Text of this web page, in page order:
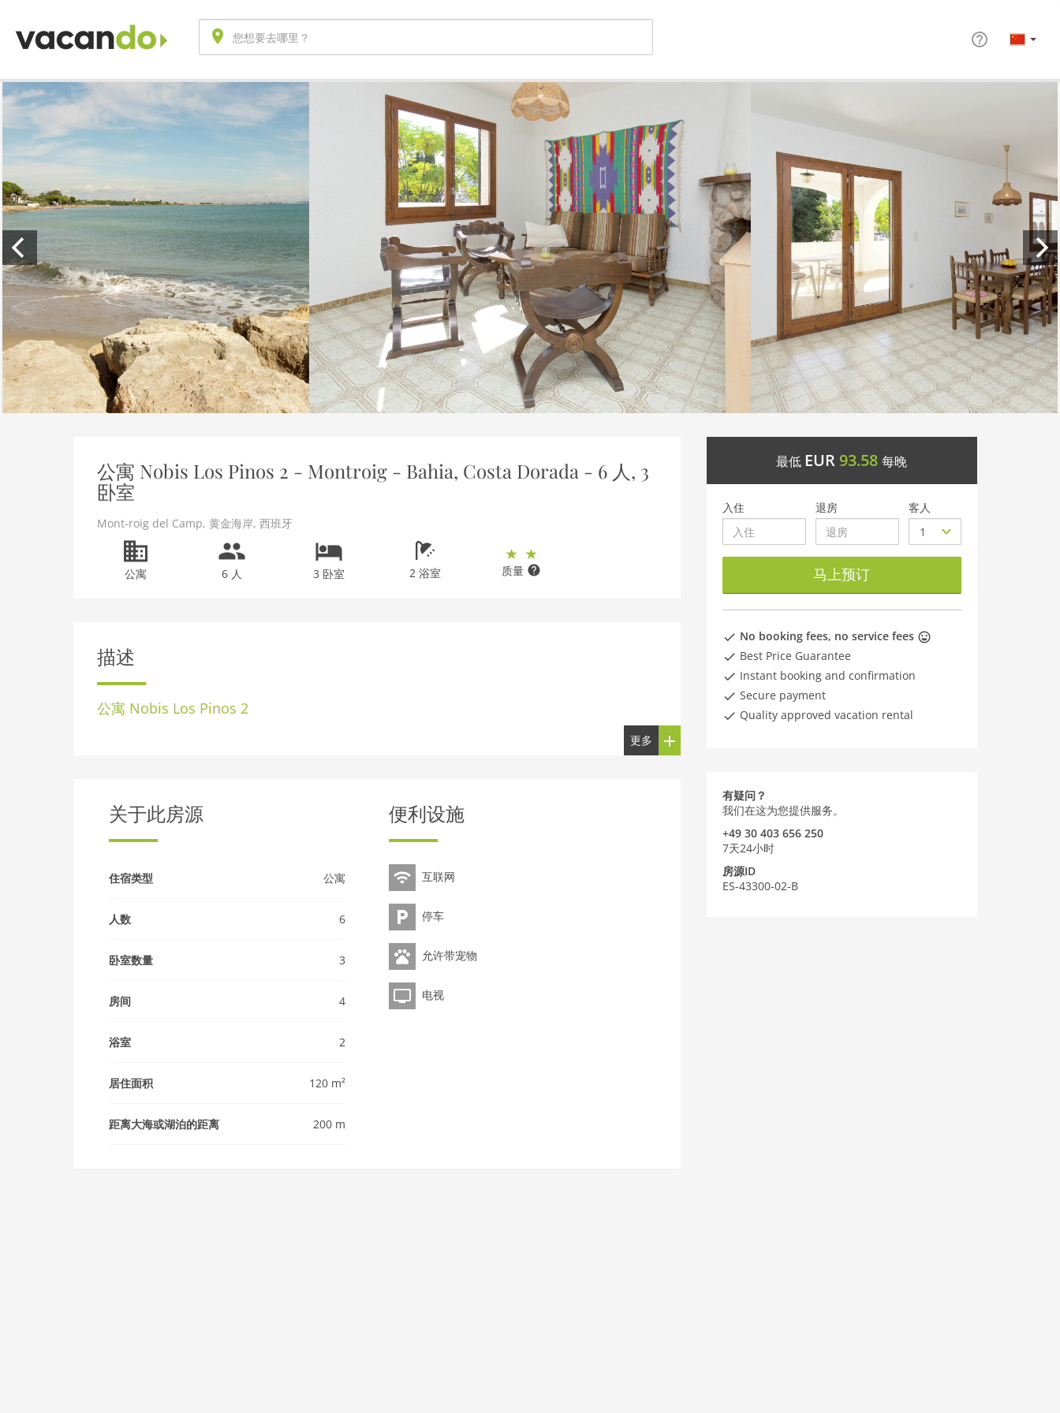
公寓 Nobis Los Pinos 2 - Montroig - Bahia, Costa Dorada - 6 人, 3
卧室
Mont-roig del Camp, 黄金海岸, 西班牙
公寓 6 人 3 卧室 2 浴室 质量
描述
公寓 Nobis Los Pinos 2
更多
关于此房源
住宿类型 公寓
人数 6
卧室数量 3
房间 4
浴室 2
居住面积 120 m²
距离大海或湖泊的距离 200 m
便利设施
互联网
停车
允许带宠物
电视
最低 EUR 93.58 每晚
入住 退房 客人
马上预订
No booking fees, no service fees
Best Price Guarantee
Instant booking and confirmation
Secure payment
Quality approved vacation rental
有疑问？
我们在这为您提供服务。
+49 30 403 656 250
7天24小时
房源ID
ES-43300-02-B